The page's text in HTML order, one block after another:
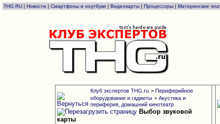
THG.RU | Новости | Смартфоны и ноутбуки | Видеокарты | Процессоры | Материнские
Клуб экспертов THG.ru > Периферийное
оборудование и гаджеты > Акустика и
периферия, домашний кинотеатр
Выбор звуковой
карты